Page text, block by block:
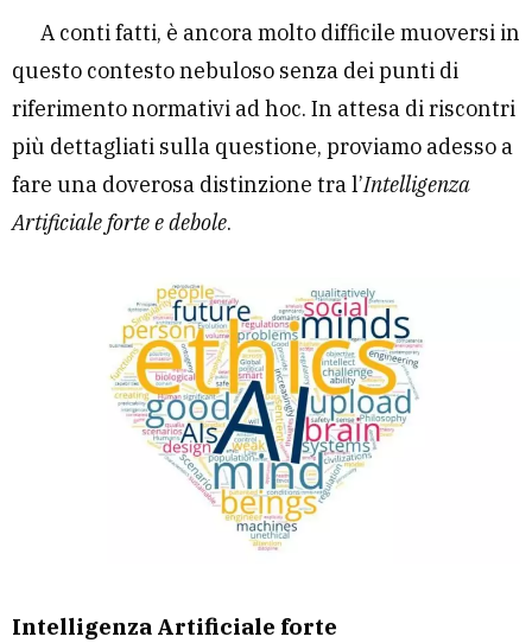
A conti fatti, è ancora molto difficile muoversi in
questo contesto nebuloso senza dei punti di
riferimento normativi ad hoc. In attesa di riscontri
più dettagliati sulla questione, proviamo adesso a
fare una doverosa distinzione tra l’Intelligenza
Artificiale forte e debole.
Intelligenza Artificiale forte